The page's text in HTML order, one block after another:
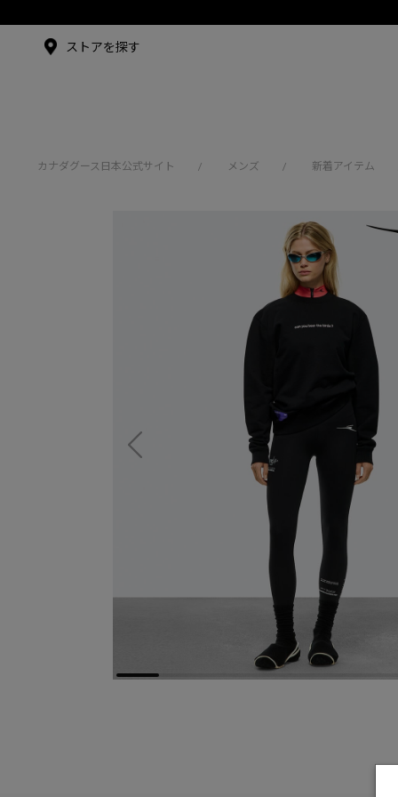
アンバサダー
ストアを探す
カナダグース日本公式サイト / メンズ / 新着アイテム